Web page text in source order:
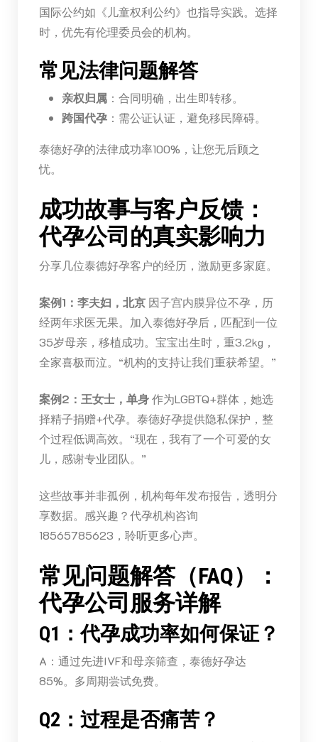
国际公约如《儿童权利公约》也指导实践。选择
时，优先有伦理委员会的机构。
常见法律问题解答
亲权归属：合同明确，出生即转移。
跨国代孕：需公证认证，避免移民障碍。
泰德好孕的法律成功率100%，让您无后顾之
忧。
成功故事与客户反馈：
代孕公司的真实影响力
分享几位泰德好孕客户的经历，激励更多家庭。
案例1：李夫妇，北京因子宫内膜异位不孕，历
经两年求医无果。加入泰德好孕后，匹配到一位
35岁母亲，移植成功。宝宝出生时，重3.2kg，
全家喜极而泣。“机构的支持让我们重获希望。”
案例2：王女士，单身作为LGBTQ+群体，她选
择精子捐赠+代孕。泰德好孕提供隐私保护，整
个过程低调高效。“现在，我有了一个可爱的女
儿，感谢专业团队。”
这些故事并非孤例，机构每年发布报告，透明分
享数据。感兴趣？代孕机构咨询
18565785623，聆听更多心声。
常见问题解答（FAQ）：
代孕公司服务详解
Q1：代孕成功率如何保证？
A：通过先进IVF和母亲筛查，泰德好孕达
85%。多周期尝试免费。
Q2：过程是否痛苦？